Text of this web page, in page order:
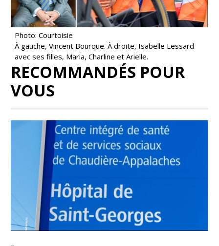
Photo: Courtoisie
À gauche, Vincent Bourque. À droite, Isabelle Lessard
avec ses filles, Maria, Charline et Arielle.
RECOMMANDÉS POUR
VOUS